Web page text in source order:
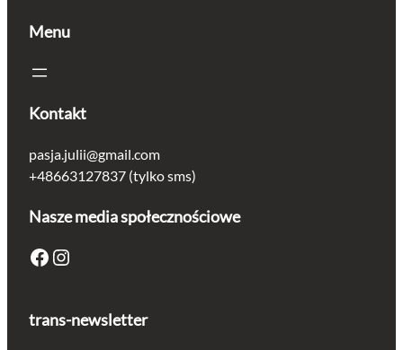
Menu
Kontakt
pasja.julii@gmail.com
+48663127837 (tylko sms)
Nasze media społecznościowe
Facebook Instagram
trans-newsletter